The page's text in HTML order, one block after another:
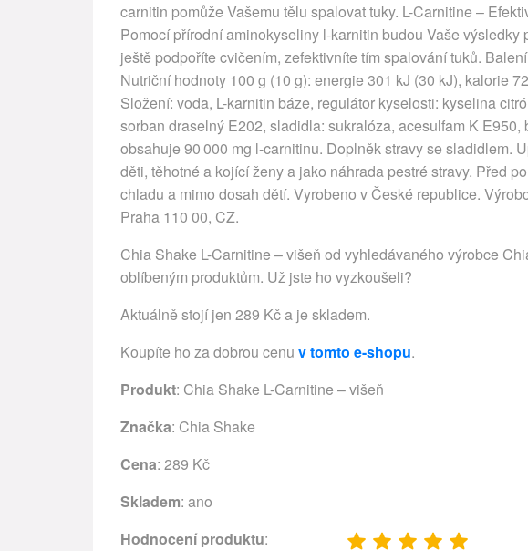
carnitin pomůže Vašemu tělu spalovat tuky. L-Carnitine –
Pomocí přírodní aminokyseliny l-karnitin budou Vaše
ještě podpoříte cvičením, zefektivníte tím spalování tuků.
Nutriční hodnoty 100 g (10 g): energie 301 kJ (30 kJ), kalorie
Složení: voda, L-karnitin báze, regulátor kyselosti: kyselina
sorban draselný E202, sladidla: sukralóza, acesulfam K
obsahuje 90 000 mg l-carnitinu. Doplněk stravy se sladidlem.
děti, těhotné a kojící ženy a jako náhrada pestré stravy. Před
chladu a mimo dosah dětí. Vyrobeno v České republice.
Praha 110 00, CZ.
Chia Shake L-Carnitine – višeň od vyhledávaného výrobce
oblíbeným produktům. Už jste ho vyzkoušeli?
Aktuálně stojí jen 289 Kč a je skladem.
Koupíte ho za dobrou cenu v tomto e-shopu.
Produkt: Chia Shake L-Carnitine – višeň
Značka: Chia Shake
Cena: 289 Kč
Skladem: ano
Hodnocení produktu: